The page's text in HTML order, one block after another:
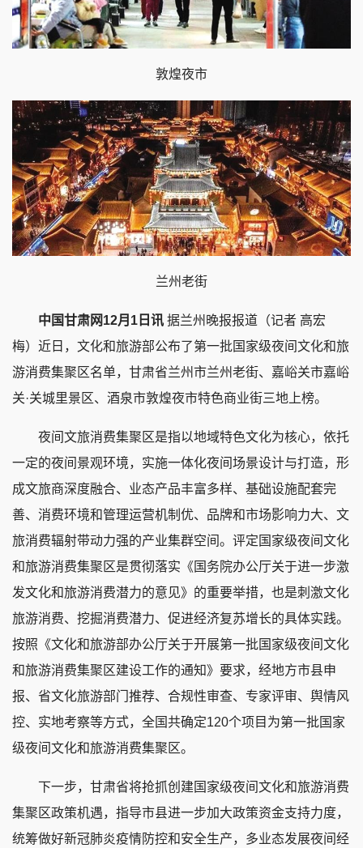
敦煌夜市
兰州老街
中国甘肃网12月1日讯 据兰州晚报报道（记者 高宏
梅）近日，文化和旅游部公布了第一批国家级夜间文化和旅
游消费集聚区名单，甘肃省兰州市兰州老街、嘉峪关市嘉峪
关·关城里景区、酒泉市敦煌夜市特色商业街三地上榜。
夜间文旅消费集聚区是指以地域特色文化为核心，依托
一定的夜间景观环境，实施一体化夜间场景设计与打造，形
成文旅商深度融合、业态产品丰富多样、基础设施配套完
善、消费环境和管理运营机制优、品牌和市场影响力大、文
旅消费辐射带动力强的产业集群空间。评定国家级夜间文化
和旅游消费集聚区是贯彻落实《国务院办公厅关于进一步激
发文化和旅游消费潜力的意见》的重要举措，也是刺激文化
旅游消费、挖掘消费潜力、促进经济复苏增长的具体实践。
按照《文化和旅游部办公厅关于开展第一批国家级夜间文化
和旅游消费集聚区建设工作的通知》要求，经地方市县申
报、省文化旅游部门推荐、合规性审查、专家评审、舆情风
控、实地考察等方式，全国共确定120个项目为第一批国家
级夜间文化和旅游消费集聚区。
下一步，甘肃省将抢抓创建国家级夜间文化和旅游消费
集聚区政策机遇，指导市县进一步加大政策资金支持力度，
统筹做好新冠肺炎疫情防控和安全生产，多业态发展夜间经